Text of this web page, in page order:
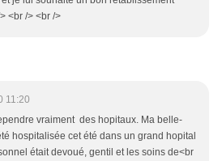
<br /> <br />
11:20
vraiment des hopitaux. Ma belle-
hospitalisée cet été dans un grand hopital
était devoué, gentil et les soins de<br